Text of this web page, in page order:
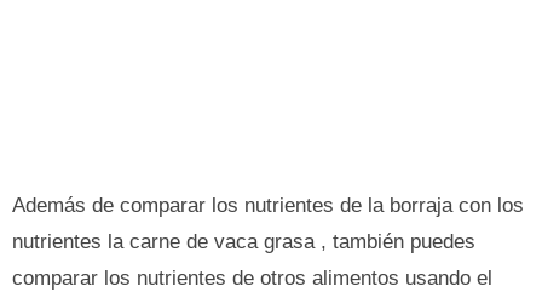
Además de comparar los nutrientes de la borraja con los
nutrientes la carne de vaca grasa , también puedes
comparar los nutrientes de otros alimentos usando el